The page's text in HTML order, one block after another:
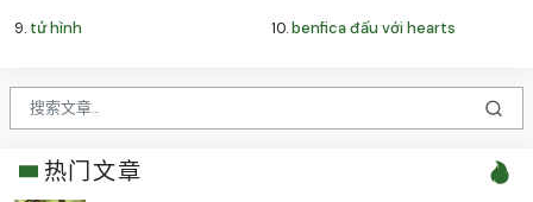
9. tử hình 10.benfica đấu với hearts
热门文章